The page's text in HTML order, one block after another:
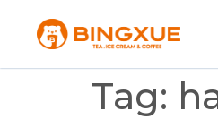
Tag: